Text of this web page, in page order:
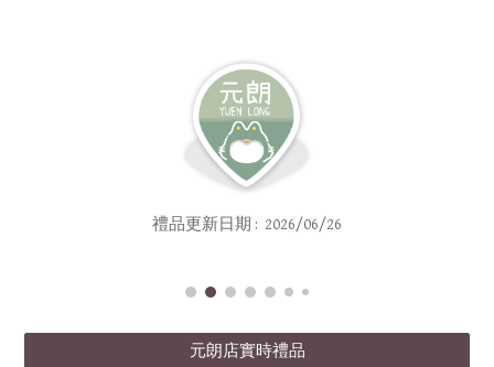
禮品更新日期 : 2026/06/26
元朗店實時禮品